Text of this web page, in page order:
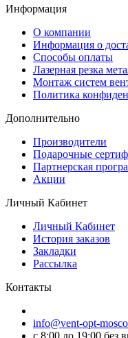
Информация
O компании
Информация о
Способы оплаты
Лазерная резка
Монтаж систем
Политика
Дополнительно
Производители
Подарочные
Партнерская
Акции
Личный Кабинет
Личный Кабинет
История заказов
Закладки
Рассылка
Контакты
info@vent-opt-